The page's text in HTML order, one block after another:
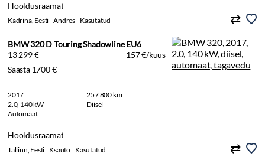
Hooldusraamat
Kadrina, Eesti Andres Kasutatud
BMW 320 D Touring Shadowline EU6
13 299 €
157 €/kuus
Säästa 1700 €
2017
257 800 km
2.0, 140 kW
Diisel
Automaat
Hooldusraamat
Tallinn, Eesti Ksauto Kasutatud